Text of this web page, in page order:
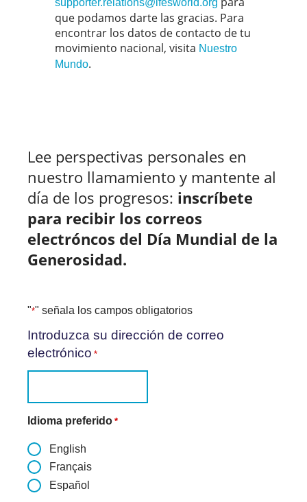
que podamos darte las gracias. Para
encontrar los datos de contacto de tu
movimiento nacional, visita Nuestro
Mundo.
Lee perspectivas personales en
nuestro llamamiento y mantente al
día de los progresos: inscríbete
para recibir los correos
electróncos del Día Mundial de la
Generosidad.
"*" señala los campos obligatorios
Introduzca su dirección de correo
electrónico *
Idioma preferido *
English
Français
Español